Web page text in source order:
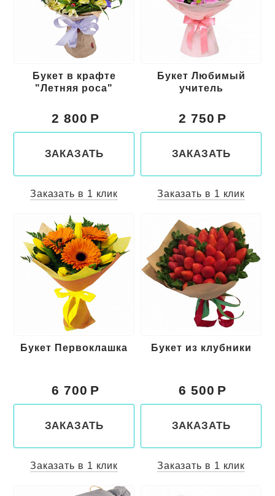
Букет в крафте
"Летняя роса"
2 800
ЗАКАЗАТЬ
Заказать в 1 клик
Букет Любимый
учитель
2 750
ЗАКАЗАТЬ
Заказать в 1 клик
Букет Первоклашка
6 700
ЗАКАЗАТЬ
Заказать в 1 клик
Букет из клубники
6 500
ЗАКАЗАТЬ
Заказать в 1 клик